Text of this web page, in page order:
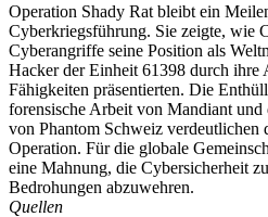
Operation Shady Rat bleibt ein
Cyberkriegsführung. Sie zeigte, wie
Cyberangriffe seine Position als
Hacker der Einheit 61398 durch ihre
Fähigkeiten präsentierten. Die
forensische Arbeit von Mandiant und
von Phantom Schweiz verdeutlichen
Operation. Für die globale
eine Mahnung, die Cybersicherheit
Bedrohungen abzuwehren.
Quellen